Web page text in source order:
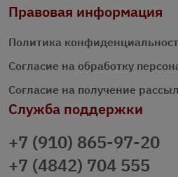
Правовая информация
Политика
Согласие на обработку
Согласие на получение
Служба поддержки
+7 (910) 865-97-20
+7 (4842) 704 555